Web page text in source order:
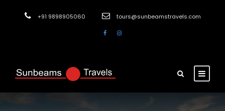
+91 9898905060 tours@sunbeamstravels.com